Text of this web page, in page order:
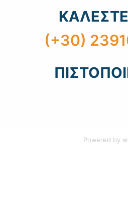
(+30)
Powered by